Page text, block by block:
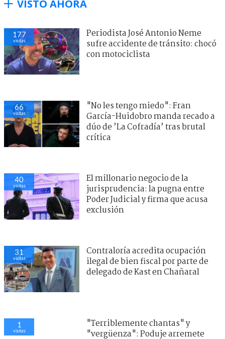
VISTO AHORA
188
visitas
Periodista José Antonio Neme
sufre accidente de tránsito: chocó
con motociclista
60
visitas
"No les tengo miedo": Fran
García-Huidobro manda recado a
dúo de ’La Cofradía’ tras brutal
crítica
39
visitas
El millonario negocio de la
jurisprudencia: la pugna entre
Poder Judicial y firma que acusa
exclusión
25
visitas
"Terriblemente chantas" y
"vergüenza": Poduje arremete
contra empresas por
Región Del Bío Bío > Noticia